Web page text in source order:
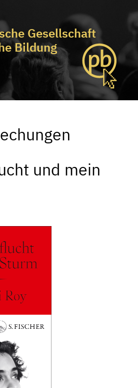
Gesellschaft
Bildung
und mein